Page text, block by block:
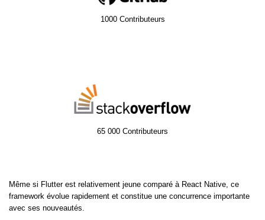
1000 Contributeurs
65 000 Contributeurs
Même si Flutter est relativement jeune comparé à React Native, ce
framework évolue rapidement et constitue une concurrence importante
avec ses nouveautés.